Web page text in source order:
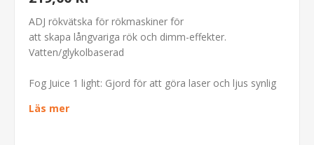
ADJ rökvätska för rökmaskiner för
att skapa långvariga rök och dimm-effekter.
Vatten/glykolbaserad
Fog Juice 1 light: Gjord för att göra laser och ljus synlig
Läs mer